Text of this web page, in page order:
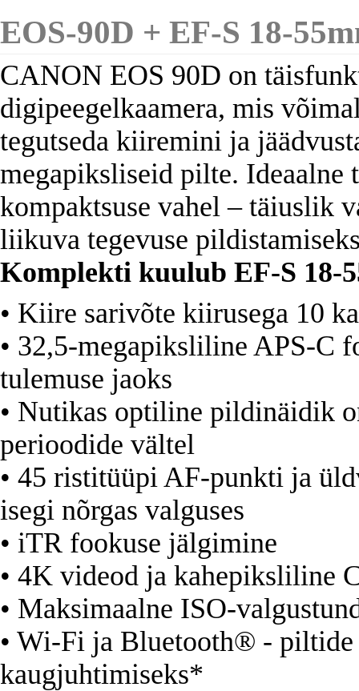
EOS-90D + EF-S 18-
CANON EOS 90D on
digipeegelkaamera, mis
tegutseda kiiremini ja
megapiksliseid pilte.
kompaktsuse vahel – täiuslik
liikuva tegevuse
Komplekti kuulub EF-S 18-
• Kiire sarivõte kiirusega 10
• 32,5-megapiksliline APS-C
tulemuse jaoks
• Nutikas optiline pildinäidik
perioodide vältel
• 45 ristitüüpi AF-punkti ja
isegi nõrgas valguses
• iTR fookuse jälgimine
• 4K videod ja kahepiksliline
• Maksimaalne ISO-
• Wi-Fi ja Bluetooth® - piltide
kaugjuhtimiseks*